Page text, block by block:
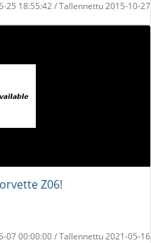
25 18:55:42 / Tallennettu 2015-10-27
Z06!
07 00:00:00 / Tallennettu 2021-05-16